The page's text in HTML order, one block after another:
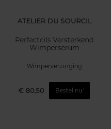
ATELIER DU SOURCIL
Perfectcils Versterkend
Wimperserum
Wimperverzorging
€ 80,50 Bestel nu!